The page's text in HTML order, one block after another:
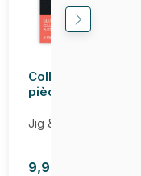
Colle pour Puzzle
pièces
Jig & Puz
9,95€